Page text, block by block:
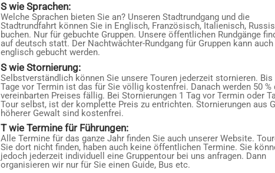
S wie Sprachen:
Welche Sprachen bieten Sie an? Unseren Stadtrundgang und die
Stadtrundfahrt können Sie in Englisch, Französisch, Italienisch,
buchen. Nur für gebuchte Gruppen. Unsere öffentlichen Rundgänge
auf deutsch statt. Der Nachtwächter-Rundgang für Gruppen kann
englisch gebucht werden.
S wie Stornierung:
Selbstverständlich können Sie unsere Touren jederzeit stornieren. Bis
Tage vor Termin ist das für Sie völlig kostenfrei. Danach werden 50 %
vereinbarten Preises fällig. Bei Stornierungen 1 Tag vor Termin oder
Tour selbst, ist der komplette Preis zu entrichten. Stornierungen aus
höherer Gewalt sind kostenfrei.
T wie Termine für Führungen:
Alle Termine für das ganze Jahr finden Sie auch unserer Website.
Sie dort nicht finden, haben auch keine öffentlichen Termine. Sie
jedoch jederzeit individuell eine Gruppentour bei uns anfragen. Dann
organisieren wir nur für Sie einen Guide, Bus etc.